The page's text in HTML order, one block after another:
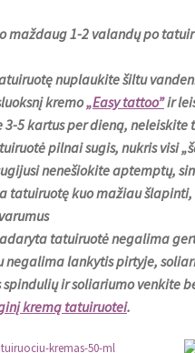
maždaug 1-2 valandų po
nuplaukite šiltu
kremo„Easy tattoo”ir
5 kartus per dieną, neleiskite
pilnai sugis, nukris visi
nenešiokite aptemptų,
tatuiruotę kuo mažiau
tatuiruotė negalima
lankytis pirtyje,
spindulių ir soliariumo venkite
kremą tatuiruotei.